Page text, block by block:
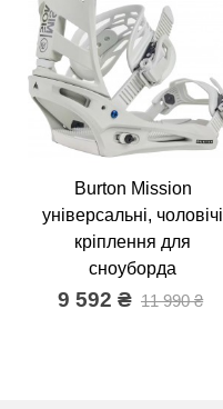
Burton Mission
універсальні, чоловічі
кріплення для
сноуборда
9 592 ₴ 11 990 ₴